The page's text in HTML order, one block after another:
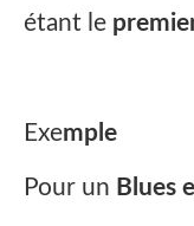
étant le
Exemple
Pour un Blues